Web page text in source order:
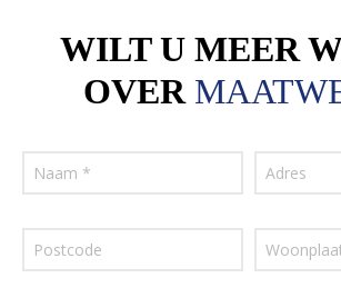
WILT U MEER
OVER